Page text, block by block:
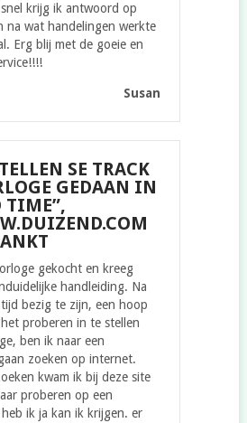
krijg ik antwoord op
na wat handelingen werkte
Erg blij met de goeie en
Susan
SE TRACK
GEDAAN IN
TIME”,
gekocht en kreeg
handleiding. Na
bezig te zijn, een hoop
proberen in te stellen
ben ik naar een
zoeken op internet.
kwam ik bij deze site
proberen op een
ik ja kan ik krijgen. er